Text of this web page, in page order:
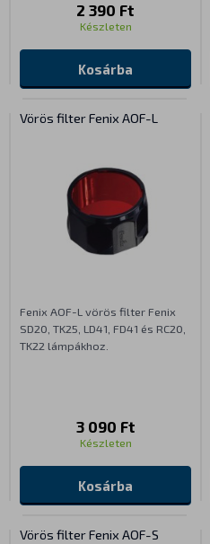
2 390 Ft
Készleten
Kosárba
Vörös filter Fenix AOF-L
Fenix AOF-L vörös filter Fenix
SD20, TK25, LD41, FD41 és RC20,
TK22 lámpákhoz.
3 090 Ft
Készleten
Kosárba
Vörös filter Fenix AOF-S